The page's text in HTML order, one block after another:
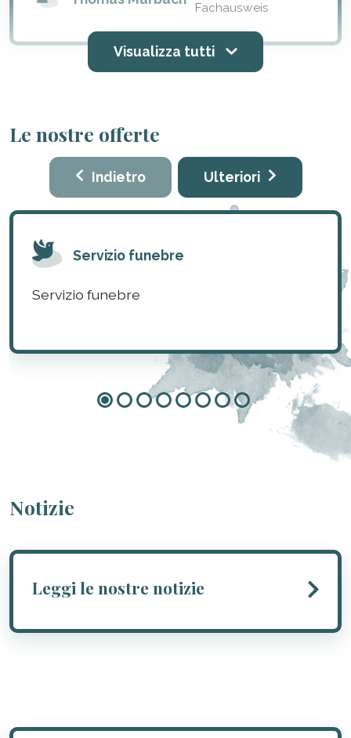
Fachausweis
Visualizza tutti
Le nostre offerte
Indietro Ulteriori
Servizio funebre
Servizio funebre
Notizie
Leggi le nostre notizie